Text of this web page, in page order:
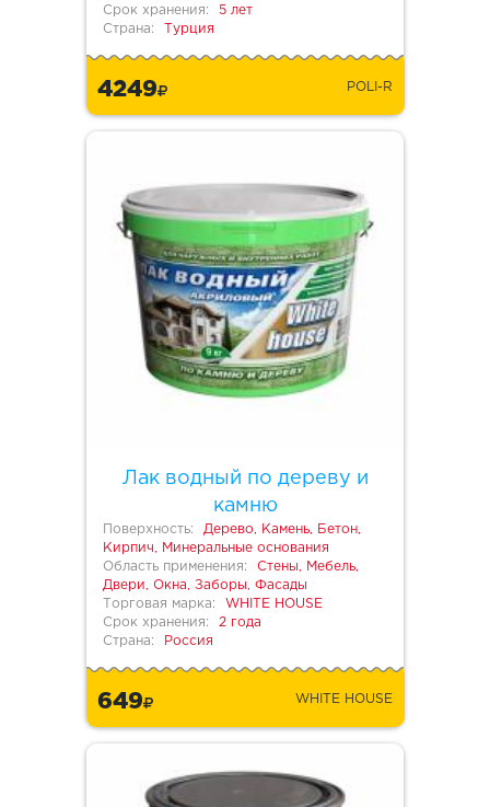
Срок хранения:
5 лет
Страна:
Турция
4249 POLI-R
Лак водный по дереву и
камню
Поверхность:
Дерево, Камень, Бетон,
Кирпич, Минеральные основания
Область применения:
Стены, Мебель,
Двери, Окна, Заборы, Фасады
Торговая марка:
WHITE HOUSE
Срок хранения:
2 года
Страна:
Россия
649 WHITE HOUSE